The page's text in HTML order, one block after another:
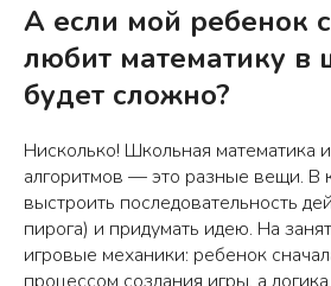
А если мой ребенок
любит математику в
будет сложно?
Нисколько! Школьная математика
алгоритмов — это разные вещи. В
выстроить последовательность
пирога) и придумать идею. На
игровые механики: ребенок